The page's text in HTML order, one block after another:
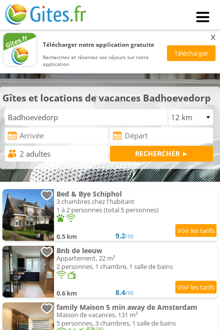
Télécharger notre application gratuite
Recherchez et réservez vos séjours sur notre
application
x
Gîtes et locations de vacances Badhoevedorp
Bed & Bye Schiphol
3 chambres chez l'habitant
1 à 2 personnes (total 5 personnes)
0.5 km 9.2/10
Bnb de leeuw
Appartement, 22 m²
2 personnes, 1 chambre, 1 salle de bains
0.6 km 8.4/10
family Maison 5 min away de Amsterdam
Maison de vacances, 131 m²
5 personnes, 3 chambres, 1 salle de bains